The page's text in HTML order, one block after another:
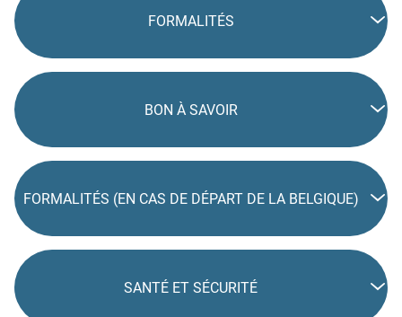
FORMALITÉS
BON À SAVOIR
FORMALITÉS (EN CAS DE DÉPART DE LA BELGIQUE)
SANTÉ ET SÉCURITÉ